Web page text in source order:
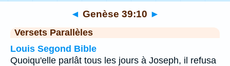
◄ Genèse 39:10 ►
Versets Parallèles
Louis Segond Bible
Quoiqu'elle parlât tous les jours à Joseph, il refusa